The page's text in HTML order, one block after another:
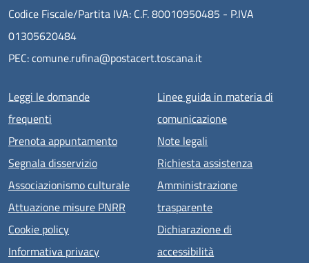
Codice Fiscale/Partita IVA: C.F. 80010950485 - P.IVA
01305620484
PEC: comune.rufina@postacert.toscana.it
Menu piè di pagina
Leggi le domande
frequenti
Prenota appuntamento
Segnala disservizio
Associazionismo culturale
Attuazione misure PNRR
Cookie policy
Informativa privacy
Linee guida in materia di
comunicazione
Note legali
Richiesta assistenza
Amministrazione
trasparente
Dichiarazione di
accessibilità